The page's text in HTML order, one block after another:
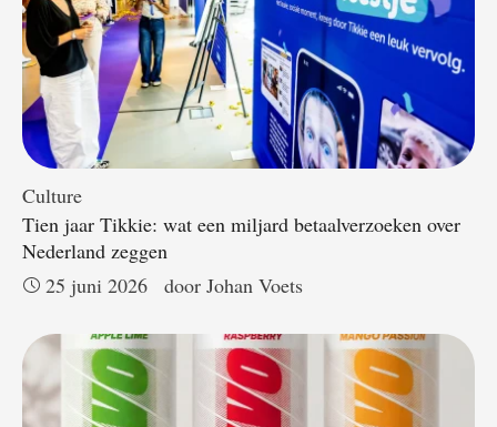
Culture
Tien jaar Tikkie: wat een miljard betaalverzoeken over
Nederland zeggen
25 juni 2026
door Johan Voets